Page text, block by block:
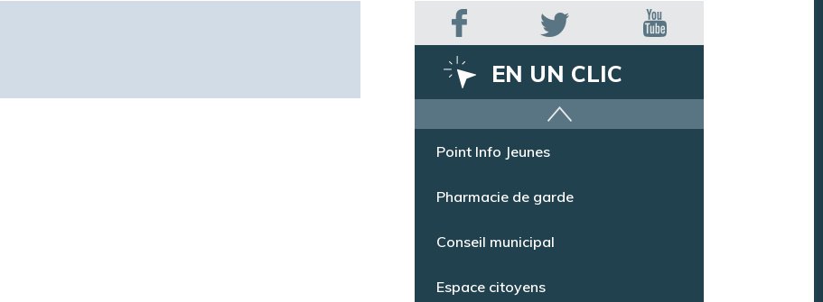
EN UN CLIC
Point Info Jeunes
Pharmacie de garde
Conseil municipal
Espace citoyens